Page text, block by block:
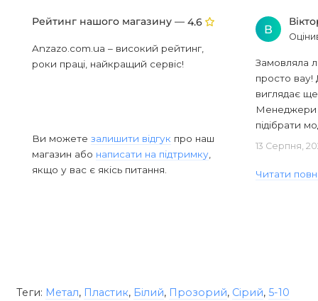
Рейтинг нашого магазину — 4.6
Anzazo.com.ua – високий рейтинг,
роки праці, найкращий сервіс!
Ви можете залишити відгук про наш
магазин або написати на підтримку,
якщо у вас є якісь питання.
В
Замовляла
просто вау!
виглядає
Менеджери
підібрати
13 Серпня,
Читати
Теги: Метал, Пластик, Білий, Прозорий, Сірий, 5-10